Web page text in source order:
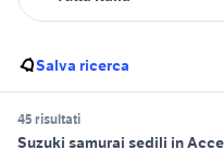
Salva ricerca
45 risultati
Suzuki samurai sedili in